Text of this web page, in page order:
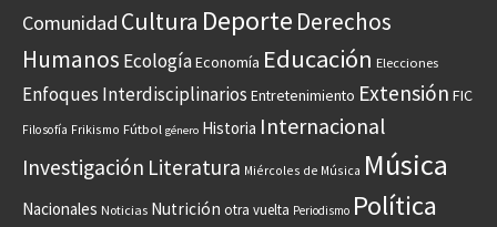
Comunidad Cultura Deporte Derechos
Humanos EcologíaEconomía Educación Elecciones
Enfoques Interdisciplinarios Entretenimiento Extensión FIC
Filosofía Frikismo Fútbol género Historia Internacional
Investigación Literatura Miércoles de Música Música
Nacionales Noticias Nutrición otra vuelta Periodismo Política